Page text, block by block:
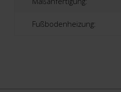
Fußbodenheizung: